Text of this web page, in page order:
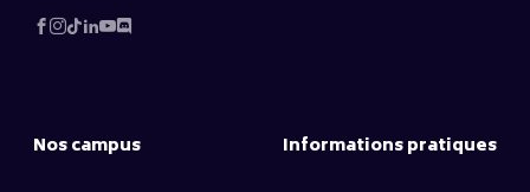
Nos campus Informations pratiques